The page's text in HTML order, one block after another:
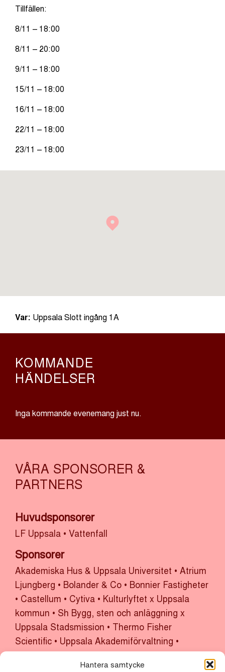
Hantera samtycke
Tillfällen:
8/11 – 18:00
8/11 – 20:00
9/11 – 18:00
15/11 – 18:00
16/11 – 18:00
22/11 – 18:00
23/11 – 18:00
Var: Uppsala Slott ingång 1A
KOMMANDE
HÄNDELSER
Inga kommande evenemang just nu.
VÅRA SPONSORER &
PARTNERS
Huvudsponsorer
LF Uppsala • Vattenfall
Sponsorer
Akademiska Hus & Uppsala Universitet • Atrium
Ljungberg • Bolander & Co • Bonnier Fastigheter
• Castellum • Cytiva • Kulturlyftet x Uppsala
kommun • Sh Bygg, sten och anläggning x
Uppsala Stadsmission • Thermo Fisher
Scientific • Uppsala Akademiförvaltning •
Uppsala kommun•Uppsala Vatten